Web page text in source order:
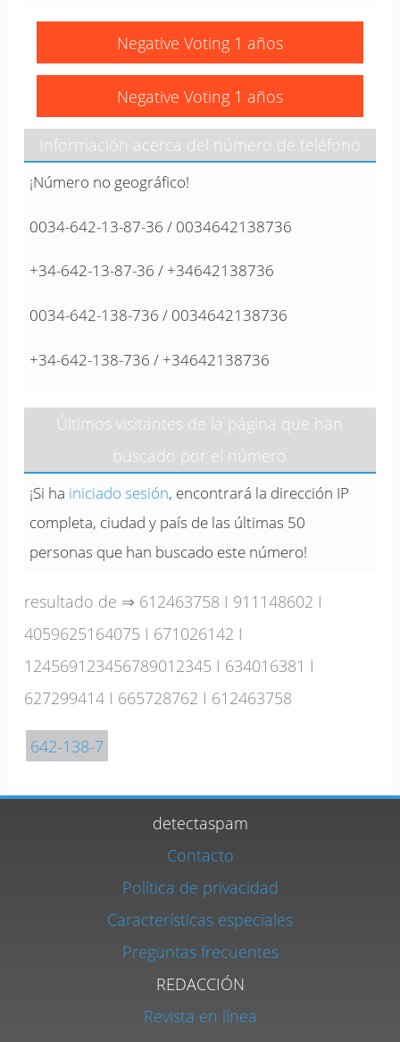
Negative Voting 1 años
Negative Voting 1 años
Información acerca del número de teléfono
¡Número no geográfico!
0034-642-13-87-36 / 0034642138736
+34-642-13-87-36 / +34642138736
0034-642-138-736 / 0034642138736
+34-642-138-736 / +34642138736
Últimos visitantes de la página que han
buscado por el número
¡Si ha iniciado sesión, encontrará la dirección IP
completa, ciudad y país de las últimas 50
personas que han buscado este número!
resultado de ⇒ 612463758 I 911148602 I
4059625164075 I 671026142 I
124569123456789012345 I 634016381 I
627299414 I 665728762 I 612463758
642-138-7
detectaspam
Contacto
Política de privacidad
Características especiales
Preguntas frecuentes
REDACCIÓN
Revista en línea